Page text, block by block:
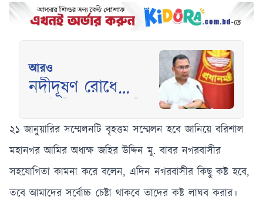
আরও
নদীদূষণ রোধে
নির্দেশ প্রধানমন্ত্রীর
২১ জানুয়ারির সম্মেলনটি বৃহত্তম সম্মেলন হবে জানিয়ে বরিশাল
মহানগর আমির অধ্যক্ষ জহির উদ্দিন মু. বাবর নগরবাসীর
সহযোগিতা কামনা করে বলেন, এদিন নগরবাসীর কিছু কষ্ট হবে,
তবে আমাদের সর্বোচ্চ চেষ্টা থাকবে তাদের কষ্ট লাঘব করার।